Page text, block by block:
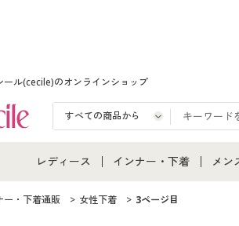
ール(cecile)のオンラインショップ
レディース
レディース通販すべて
インナー・下着
インナー・下着通販すべ
メン
ー・下着通販 女性下着 3ページ目